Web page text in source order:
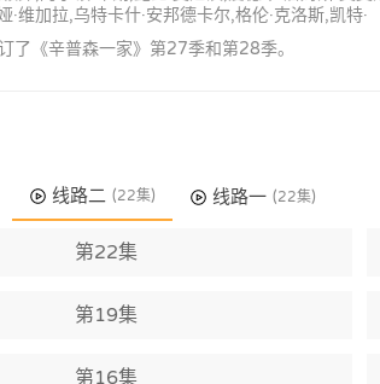
·维加拉,乌特卡什·安邦德卡尔,格伦·克洛斯,凯特·
了《辛普森一家》第27季和第28季。
线路二 (22集) 线路一 (22集)
第22集
第19集
第16集